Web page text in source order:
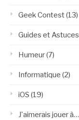
Geek Contest(13)
Guides et Astuces
Humeur(7)
Informatique (2)
iOS (19)
J'aimerais jouer à…